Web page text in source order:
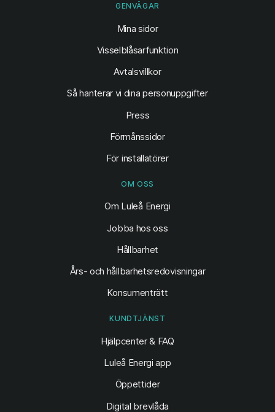
GENVÄGAR
Mina sidor(öppnas i ny flik)
Visselblåsarfunktion
Avtalsvillkor
Så hanterar vi dina personuppgifter
Press
Förmånssidor
För installatörer
OM OSS
Om Luleå Energi
Jobba hos oss
Hållbarhet
Års- och hållbarhetsredovisningar
Konsumenträtt
KUNDTJÄNST
Hjälpcenter & FAQ
Luleå Energi app
Öppettider
Digital brevlåda